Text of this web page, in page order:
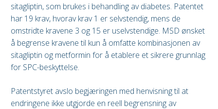
sitagliptin, som brukes i behandling av diabetes. Patentet
har 19 krav, hvorav krav 1 er selvstendig, mens de
omstridte kravene 3 og 15 er uselvstendige. MSD ønsket
å begrense kravene til kun å omfatte kombinasjonen av
sitagliptin og metformin for å etablere et sikrere grunnlag
for SPC-beskyttelse.
Patentstyret avslo begjæringen med henvisning til at
endringene ikke utgjorde en reell begrensning av